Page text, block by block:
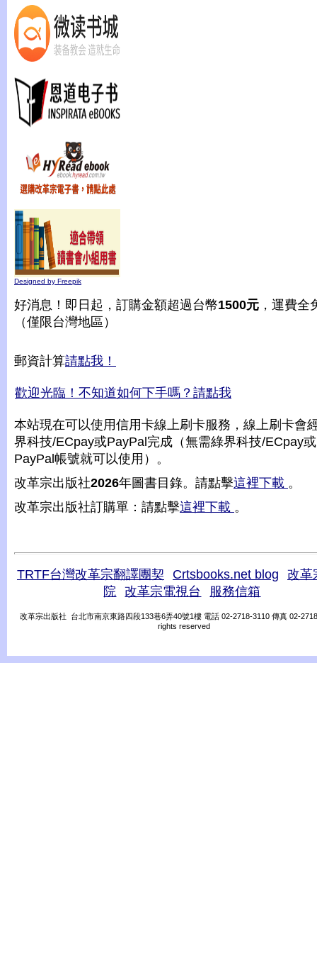
Designed by Freepik
好消息！即日起，訂購金額超過台幣1500元 ，運費全
（僅限台灣地區）
郵資計算請點我！
歡迎光臨！不知道如何下手嗎？請點我
本站現在可以使用信用卡線上刷卡服務，線上刷卡會
界科技/ECpay或PayPal完成（無需綠界科技/ECpay或
PayPal帳號就可以使用）。
改革宗出版社2026年圖書目錄。請點擊這裡下載 。
改革宗出版社訂購單：請點擊這裡下載 。
TRTF台灣改革宗翻譯團契 Crtsbooks.net blog
改革
院
改革宗電視台 服務信箱
改革宗出版社 台北市南京東路四段133巷6弄40號1樓 電話 02-2718-3110 傳真 02-
rights reserved